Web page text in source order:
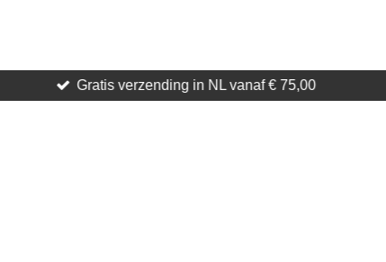
Gratis verzending in NL vanaf € 75,00